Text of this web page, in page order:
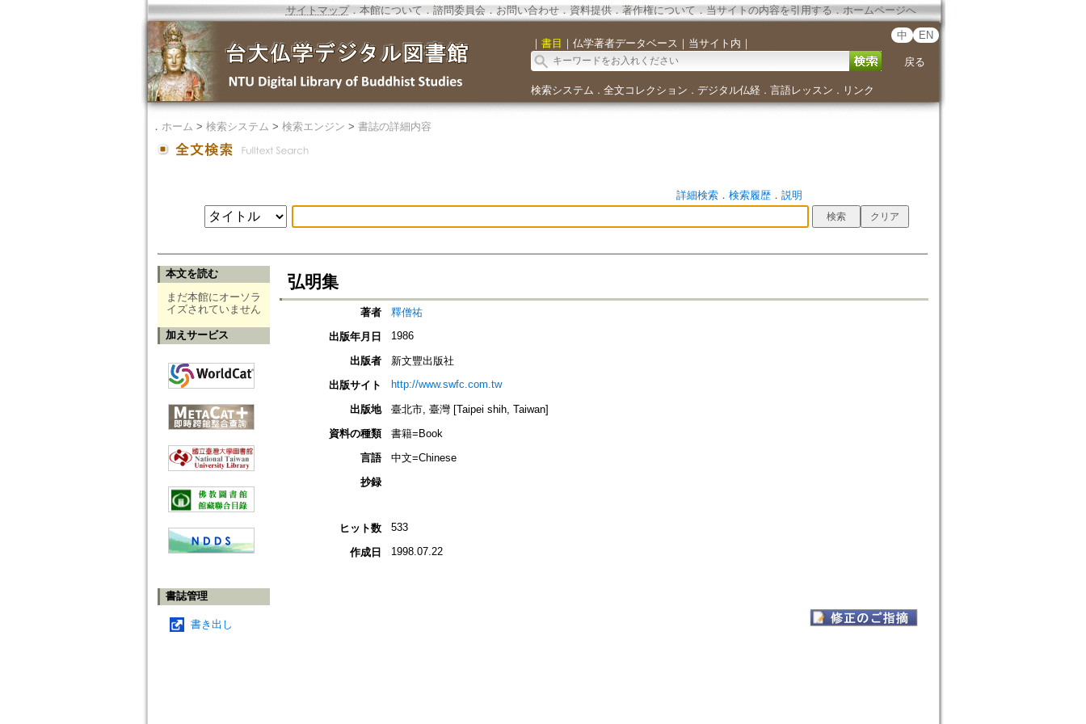
サイトマップ．本館について ． 諮問委員会． お問い合わせ． 資料提供． 著作権について．当サイトの内容を引用する ． ホームページへ
｜ 書目 ｜ 仏学著者データベース ｜ 当サイト内 ｜
中 EN
戻る
検索システム ． 全文コレクション ． デジタル仏経． 言語レッスン ． リンク
． ホーム > 検索システム > 検索エンジン > 書誌の詳細内容
詳細検索． 検索履歴． 説明
本文を読む
まだ本館にオーソラ
イズされていません
加えサービス
書誌管理
書き出し
弘明集
著者
釋僧祐
出版年月日
1986
出版者
新文豐出版社
出版サイト
http://www.swfc.com.tw
出版地
臺北市, 臺灣 [Taipei shih, Taiwan]
資料の種類
書籍=Book
言語
中文=Chinese
抄録
ヒット数 533
作成日 1998.07.22